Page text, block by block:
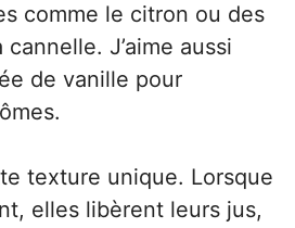
comme le citron ou des
J’aime aussi
de vanille pour
texture unique. Lorsque
elles libèrent leurs jus,